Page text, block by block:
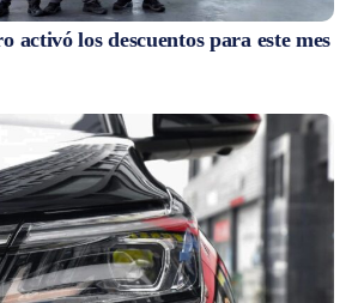
activó los descuentos para este mes